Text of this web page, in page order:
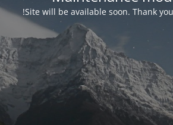
Site will be available soon. Thank